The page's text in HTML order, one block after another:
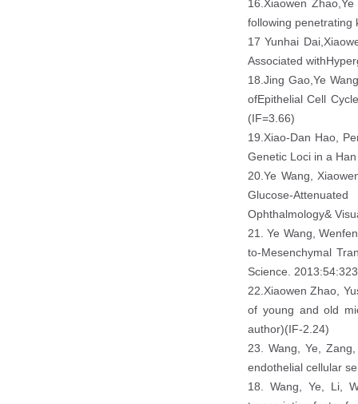
16.Xiaowen
following penetrating
17 Yunhai
Associated
18.Jing Gao,Ye
ofEpithelial Cell
(IF=3.66)
19.Xiao-Dan Hao,
Genetic Loci in a
20.Ye Wang,
Glucose-
Ophthalmology&
21. Ye Wang,
to-Mesenchymal
Science.
22.Xiaowen Zhao,
of young and old
author)(IF-2.24)
23. Wang, Ye,
endothelial cellular
18. Wang, Ye, Li,